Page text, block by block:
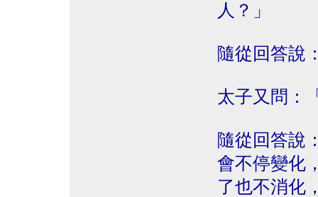
人？」
隨從回答說
太子又問：
隨從回答說
會不停變化
了也不消化